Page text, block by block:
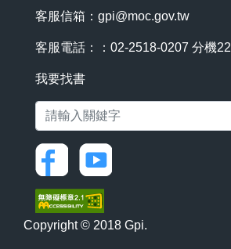
客服信箱： gpi@moc.gov.tw
客服電話：：02-2518-0207 分機22
我要找書
Copyright © 2018 Gpi.